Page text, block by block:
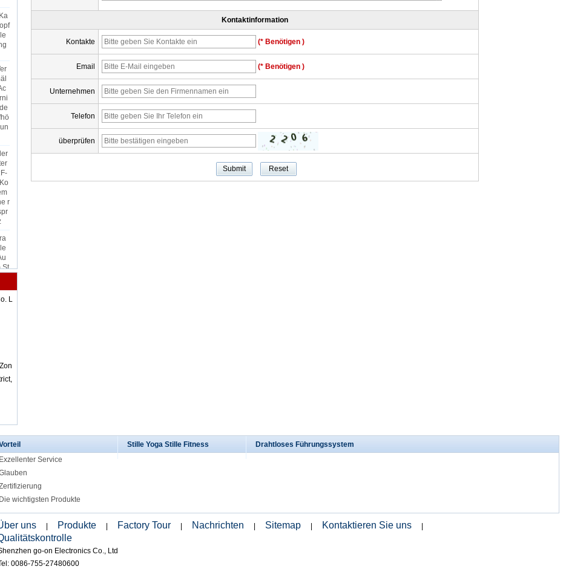
r
D
L
Kontaktinformation
Kontakte (* Benötigen )
Email (* Benötigen )
Unternehmen
Telefon
überprüfen
Exzellenter Service
Die wichtigsten Produkte
Stille Yoga Stille Fitness Drahtloses Führungssystem
uns Produkte Factory Tour Nachrichten Sitemap Kontaktieren Sie uns
go-on Electronics Co., Ltd
0086-755-27480600